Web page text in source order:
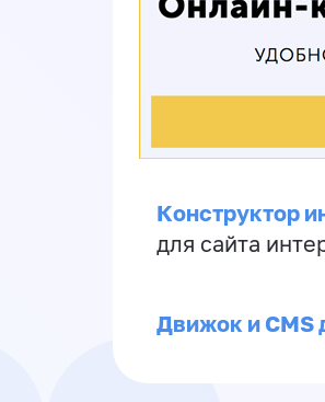
Конструктор
для сайта
Движок и CMS